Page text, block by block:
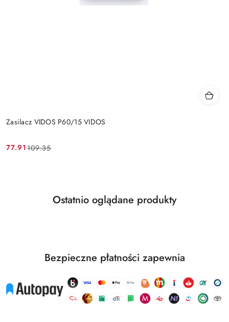
Zasilacz VIDOS P60/15 VIDOS
Cena
77.91
Cena 109.35
Pomiń karuzelę produktów
Produkty
Ostatnio oglądane produkty
Bezpieczne płatności zapewnia